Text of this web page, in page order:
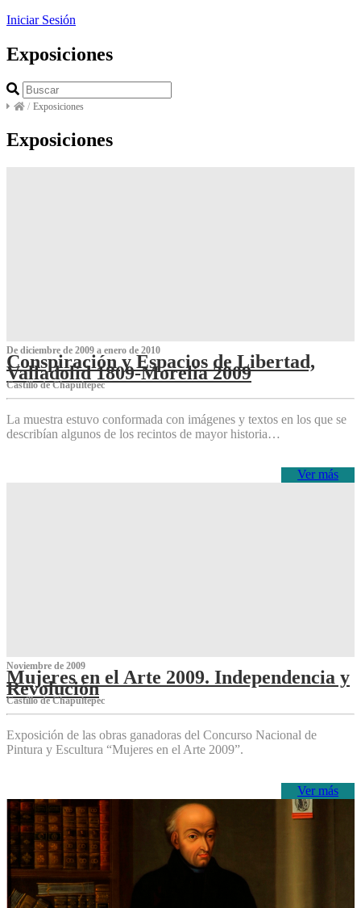
Iniciar Sesión
Exposiciones
/ Exposiciones
Exposiciones
De diciembre de 2009 a enero de 2010
Conspiración y Espacios de Libertad,
Valladolid 1809-Morelia 2009
Castillo de Chapultepec
La muestra estuvo conformada con imágenes y textos en los que se
describían algunos de los recintos de mayor historia…
Ver más
Noviembre de 2009
Mujeres en el Arte 2009. Independencia y
Revolución
Castillo de Chapultepec
Exposición de las obras ganadoras del Concurso Nacional de
Pintura y Escultura “Mujeres en el Arte 2009”.
Ver más